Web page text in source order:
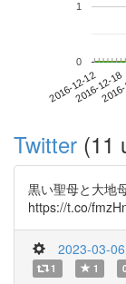
2016-12-122016-12-18
0
1
Twitter (11
黒い聖母と大地
https://t.co/
2023-03-
1 1